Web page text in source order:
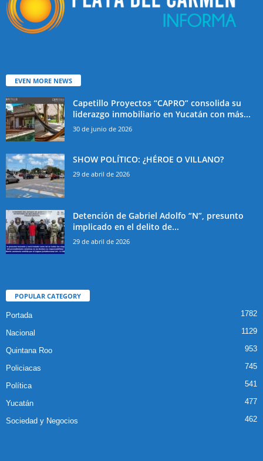
EVEN MORE NEWS
Capetillo Proyectos “CAPRO” consolida su
liderazgo inmobiliario en Yucatán con más...
30 de junio de 2026
SHOW POLÍTICO: ¿HÉROE O VILLANO?
29 de abril de 2026
Detención de Gabriel Adolfo “N”, presunto
implicado en el delito de...
29 de abril de 2026
POPULAR CATEGORY
Portada 1782
Nacional 1129
Quintana Roo 953
Policiacas 745
Política 541
Yucatán 477
Sociedad y Negocios 462